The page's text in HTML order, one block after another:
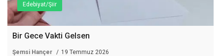
Edebiyat/Şiir
Bir Gece Vakti Gelsen
Şemsi Hançer 19 Temmuz 2026